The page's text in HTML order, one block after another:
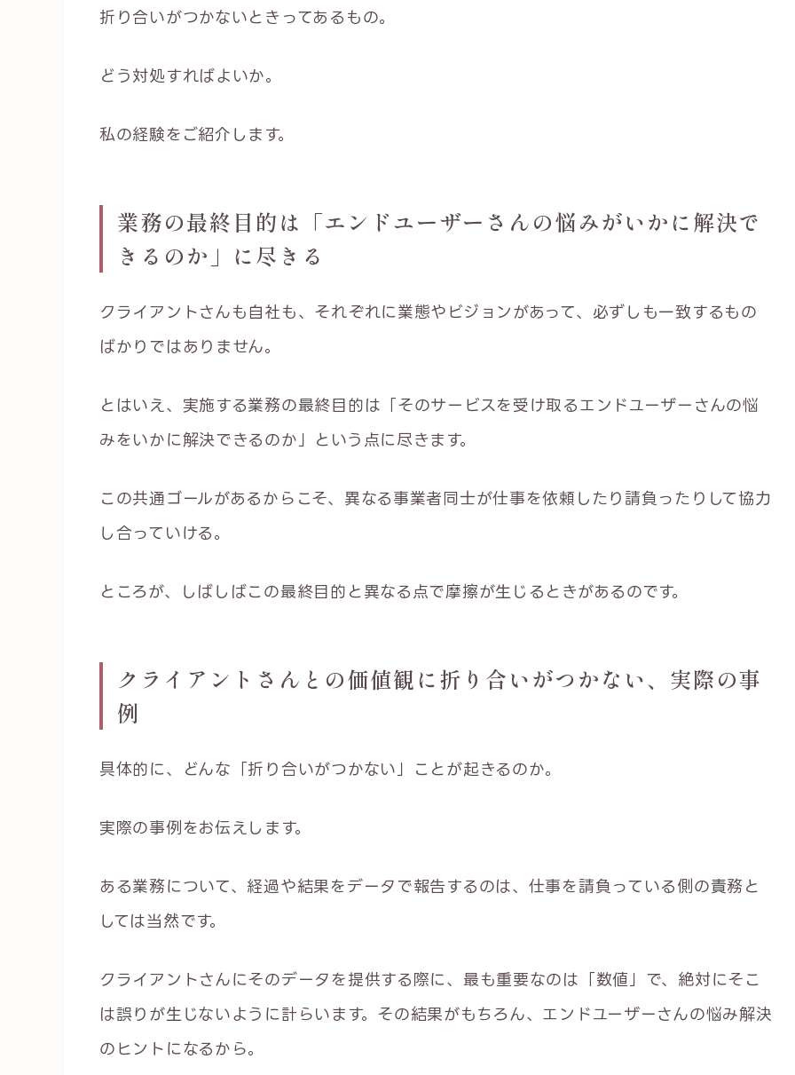
折り合いがつかないときってあるもの。
どう対処すればよいか。
私の経験をご紹介します。
業務の最終目的は「エンドユーザーさんの悩みがいかに解決で
きるのか」に尽きる
クライアントさんも自社も、それぞれに業態やビジョンがあって、必ずしも一致するもの
ばかりではありません。
とはいえ、実施する業務の最終目的は「そのサービスを受け取るエンドユーザーさんの悩
みをいかに解決できるのか」という点に尽きます。
この共通ゴールがあるからこそ、異なる事業者同士が仕事を依頼したり請負ったりして協力
し合っていける。
ところが、しばしばこの最終目的と異なる点で摩擦が生じるときがあるのです。
クライアントさんとの価値観に折り合いがつかない、実際の事
例
具体的に、どんな「折り合いがつかない」ことが起きるのか。
実際の事例をお伝えします。
ある業務について、経過や結果をデータで報告するのは、仕事を請負っている側の責務と
しては当然です。
クライアントさんにそのデータを提供する際に、最も重要なのは「数値」で、絶対にそこ
は誤りが生じないように計らいます。その結果がもちろん、エンドユーザーさんの悩み解決
のヒントになるから。